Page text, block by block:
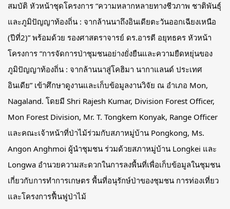
สมบัติ หัวหน้าชุดโครงการ “ความหลากหลายทางชีวภาพ ชาติพันธุ์
และภูมิปัญญาท้องถิ่น : จากล้านนาถึงอินเดียตะวันออกเฉียงเหนือ
(ปีที่2)” พร้อมด้วย รองศาสตราจารย์ ดร.อารตี อยุทธคร หัวหน้า
โครงการ “การจัดการป่าชุมชนอย่างยั่งยืนและความยืดหยุ่นของ
ภูมิปัญญาท้องถิ่น : จากล้านนาสู่โคฮิมา นากาแลนด์ ประเทศ
อินเดีย” เข้าศึกษาดูงานและเก็บข้อมูลงานวิจัย ณ อำเภอ Mon,
Nagaland. โดยมี Shri Rajesh Kumar, Division Forest Officer,
Mon Forest Division, Mr. T. Tongkem Konyak, Range Officer
และคณะเจ้าหน้าที่ป่าไม้ร่วมกับสภาหมู่บ้าน Pongkong, Ms.
Angon Anghmoi ผู้นำชุมชน ร่วมด้วยสภาหมู่บ้าน Longkei และ
Longwa อำนวยความสะดวกในการลงพื้นที่เพื่อเก็บข้อมูลในชุมชน
เกี่ยวกับการทำการเกษตร พื้นที่อนุรักษ์ป่าของชุมชน การท่องเที่ยว
และโครงการฟื้นฟูป่าไม้